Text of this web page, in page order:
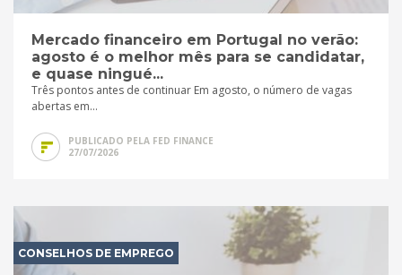
Mercado financeiro em Portugal no verão:
agosto é o melhor mês para se candidatar,
e quase ningué...
Três pontos antes de continuar Em agosto, o número de vagas
abertas em...
PUBLICADO PELA FED FINANCE
27/07/2026
CONSELHOS DE EMPREGO